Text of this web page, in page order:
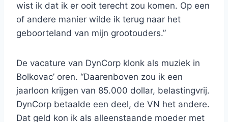
wist ik dat ik er ooit terecht zou komen. Op een
of andere manier wilde ik terug naar het
geboorteland van mijn grootouders.”
De vacature van DynCorp klonk als muziek in
Bolkovac’ oren. “Daarenboven zou ik een
jaarloon krijgen van 85.000 dollar, belastingvrij.
DynCorp betaalde een deel, de VN het andere.
Dat geld kon ik als alleenstaande moeder met